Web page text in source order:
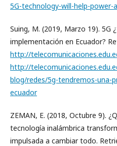
5G-technology-will-help-
Suing, M. (2019, Marzo 19). 5G
implementación en Ecuador?
http://
http://
blog/redes/5g-tendremos-una-
ecuador
ZEMAN, E. (2018, Octubre 9).
tecnología inalámbrica
impulsada a cambiar todo.